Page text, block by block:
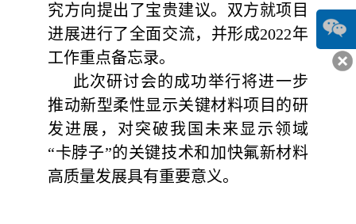
究方向提出了宝贵建议。双方就项目
进展进行了全面交流，并形成2022年
工作重点备忘录。
此次研讨会的成功举行将进一步
推动新型柔性显示关键材料项目的研
发进展，对突破我国未来显示领域
“卡脖子”的关键技术和加快氟新材料
高质量发展具有重要意义。